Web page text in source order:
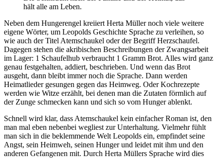
hält alle am Leben.
Neben dem Hungerengel kreiiert Herta Müller noch viele weitere
eigene Wörter, um Leopolds Geschichte Sprache zu verleihen, so
wie auch der Titel Atemschaukel oder der Begriff Herzschaufel.
Dagegen stehen die akribischen Beschreibungen der Zwangsarbeit
im Lager: 1 Schaufelhub verbraucht 1 Gramm Brot. Alles wird ganz
genau festgehalten, addiert, beschrieben. Und wenn das Brot
ausgeht, dann bleibt immer noch die Sprache. Dann werden
Heimatlieder gesungen gegen das Heimweg. Oder Kochrezepte
werden wie Witze erzählt, bei denen man die Zutaten förmlich auf
der Zunge schmecken kann und sich so vom Hunger ablenkt.
Schnell wird klar, dass Atemschaukel kein einfacher Roman ist, den
man mal eben nebenbei wegliest zur Unterhaltung. Vielmehr fühlt
man sich in die beklemmende Welt Leopolds ein, empfindet seine
Angst, sein Heimweh, seinen Hunger und leidet mit ihm und den
anderen Gefangenen mit. Durch Herta Müllers Sprache wird dies